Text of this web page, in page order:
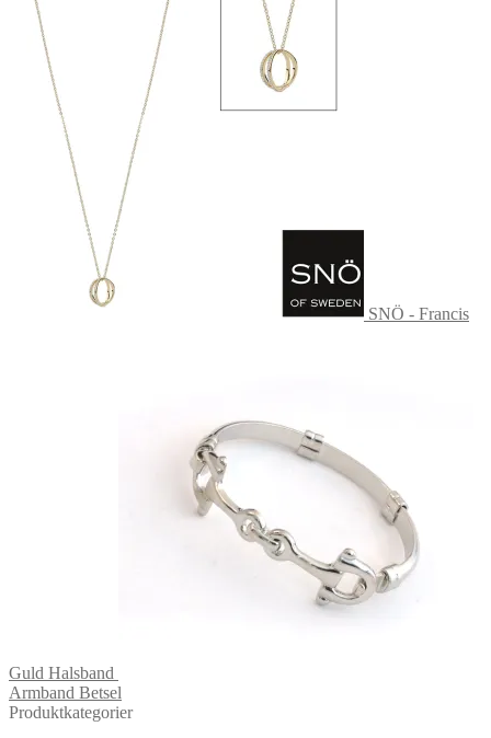
79kr.
SNÖ - Francis
Guld Halsband
Armband Betsel
Produktkategorier